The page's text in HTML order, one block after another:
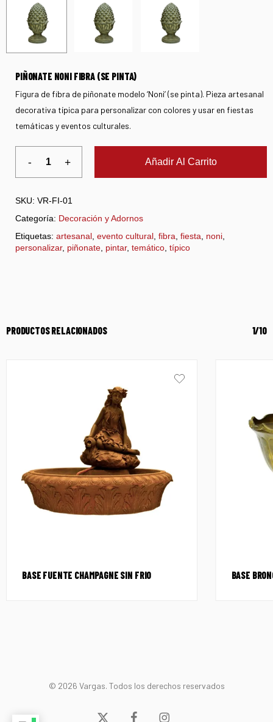
PIÑONATE NONI FIBRA (SE PINTA)
Figura de fibra de piñonate modelo ‘Noni’ (se pinta). Pieza artesanal
decorativa típica para personalizar con colores y usar en fiestas
temáticas y eventos culturales.
Añadir Al Carrito
SKU: VR-FI-01
Categoría: Decoración y Adornos
Etiquetas: artesanal evento cultural fibra fiesta noni
personalizar, piñonate pintar, temático típico
PRODUCTOS RELACIONADOS 1/10
BASE FUENTE CHAMPAGNE SIN FRIO BASE
© 2026 Vargas. Todos los derechos reservados
x- facebookinstagram